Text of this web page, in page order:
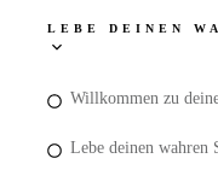
LEBE DEINEN
Willkommen zu
Lebe deinen wahren